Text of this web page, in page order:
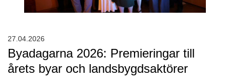
Byadagarna 2026: Premieringar till
årets byar och landsbygdsaktörer
27.04.2026